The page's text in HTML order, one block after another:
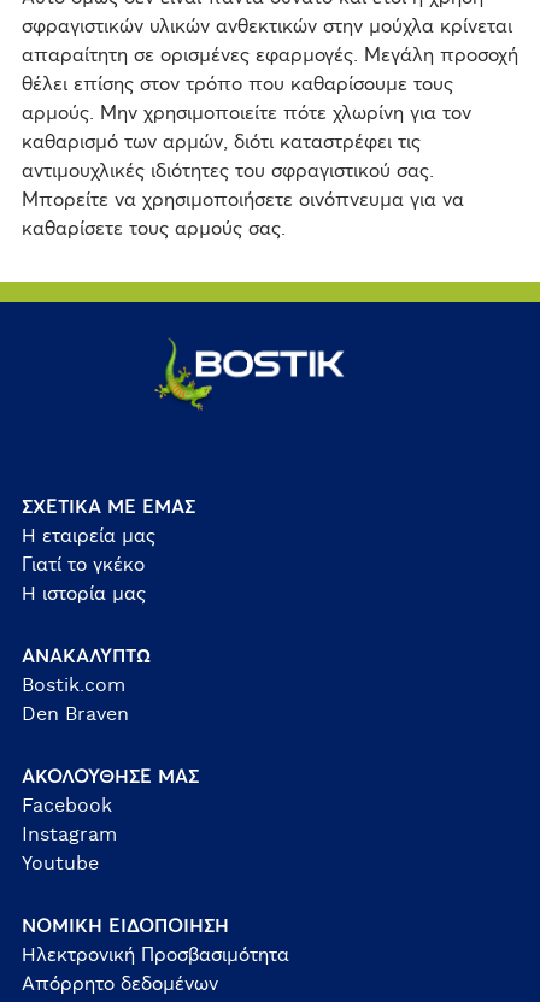
σφραγιστικών υλικών ανθεκτικών στην μούχλα κρίνεται
απαραίτητη σε ορισμένες εφαρμογές. Μεγάλη προσοχή
θέλει επίσης στον τρόπο που καθαρίσουμε τους
αρμούς. Μην χρησιμοποιείτε πότε χλωρίνη για τον
καθαρισμό των αρμών, διότι καταστρέφει τις
αντιμουχλικές ιδιότητες του σφραγιστικού σας.
Μπορείτε να χρησιμοποιήσετε οινόπνευμα για να
καθαρίσετε τους αρμούς σας.
ΣΧΕΤΙΚΑ ΜΕ ΕΜΑΣ
Η εταιρεία μας
Γιατί το γκέκο
Η ιστορία μας
ΑΝΑΚΑΛΥΠΤΩ
Bostik.com
Den Braven
ΑΚΟΛΟΥΘΗΣΕ ΜΑΣ
Facebook
Instagram
Youtube
ΝΟΜΙΚΗ ΕΙΔΟΠΟΙΗΣΗ
Ηλεκτρονική Προσβασιμότητα
Απόρρητο δεδομένων